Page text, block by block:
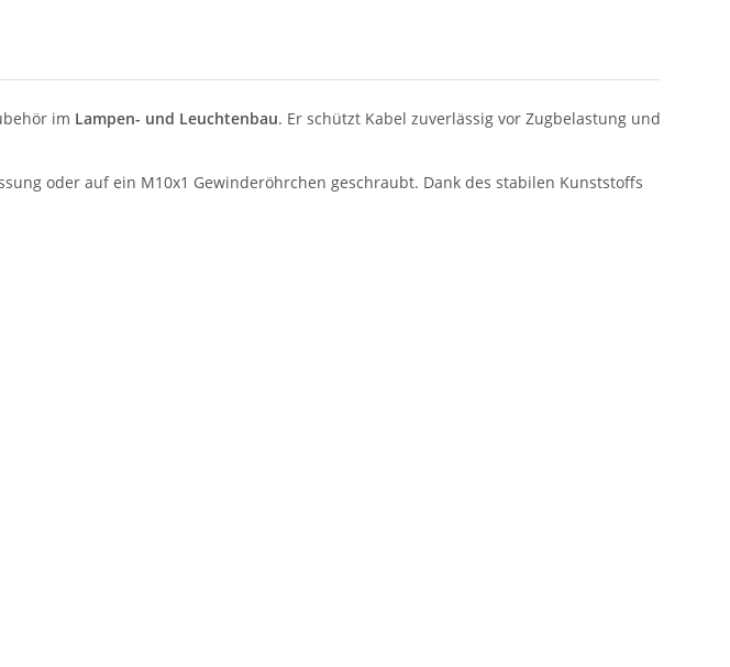
im Lampen- und Leuchtenbau. Er schützt Kabel zuverlässig vor Zugbelastung und
oder auf ein M10x1 Gewinderöhrchen geschraubt. Dank des stabilen Kunststoffs